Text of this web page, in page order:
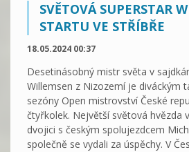
SVĚTOVÁ SUPERSTAR
STARTU VE STŘÍBŘE
18.05.2024 00:37
Desetinásobný mistr světa v
Willemsen z Nizozemí je diváckým
sezóny Open mistrovství České
čtyřkolek. Největší světová hvězda
dvojici s českým spolujezdcem
společně se vydali za úspěchy. V